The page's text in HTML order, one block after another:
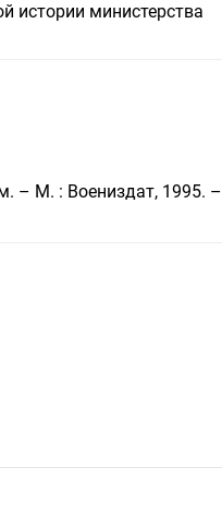
истории министерства
– М. : Воениздат, 1995. –